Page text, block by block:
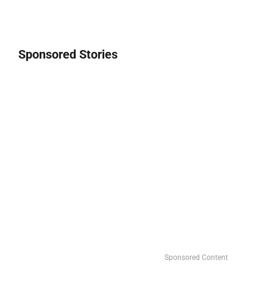
Sponsored Stories
Sponsored Content